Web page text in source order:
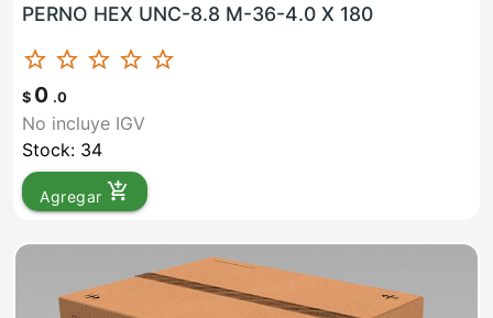
PERNO HEX UNC-8.8 M-36-4.0 X 180
star_border star_border star_border star_border star_border
$ 0 .0
No incluye IGV
Stock: 34
Agregar add_shopping_cart